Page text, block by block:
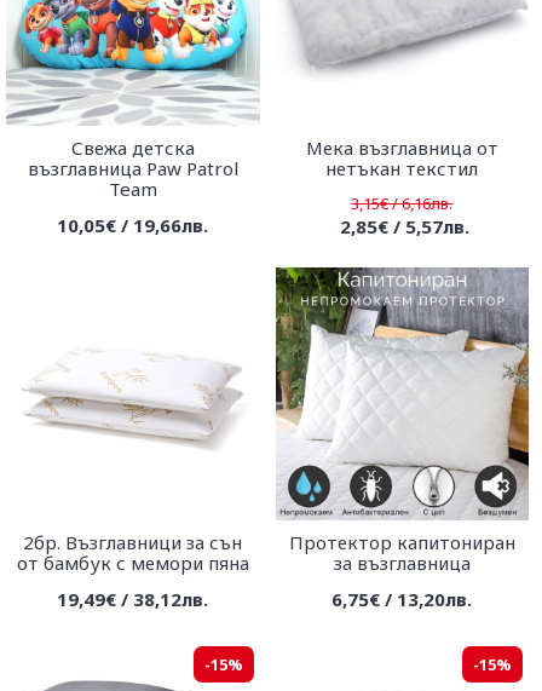
Свежа детска
възглавница Paw Patrol
Team
10,05€ / 19,66лв.
Мека възглавница от
нетъкан текстил
3,15€ / 6,16лв.
2,85€ / 5,57лв.
2бр. Възглавници за сън
от бамбук с мемори пяна
19,49€ / 38,12лв.
Протектор капитониран
за възглавница
6,75€ / 13,20лв.
-15% -15%